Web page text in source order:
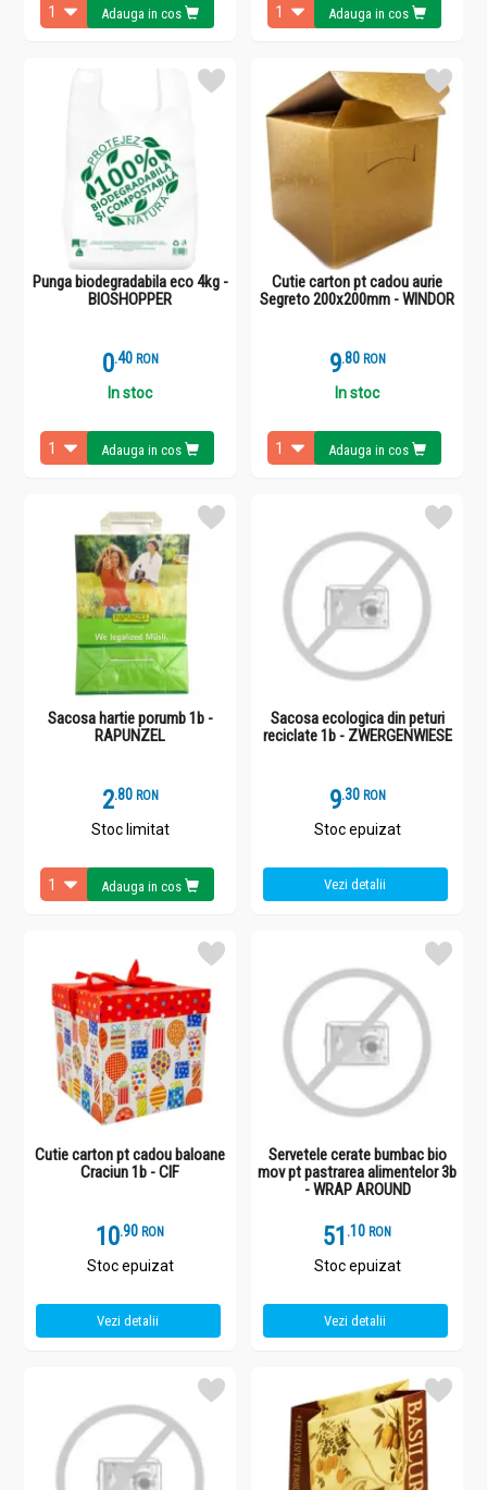
Adauga in cos Adauga in cos
Punga biodegradabila eco 4kg -
BIOSHOPPER
0.4 RON
In stoc
Adauga in cos
Cutie carton pt cadou aurie
Segreto 200x200mm - WINDOR
9.8 RON
In stoc
Adauga in cos
Sacosa hartie porumb 1b -
RAPUNZEL
2.8 RON
Stoc limitat
Adauga in cos
Sacosa ecologica din peturi
reciclate 1b - ZWERGENWIESE
9.3 RON
Stoc epuizat
Vezi detalii
Cutie carton pt cadou baloane
Craciun 1b - CIF
10.9 RON
Stoc epuizat
Vezi detalii
Servetele cerate bumbac bio
mov pt pastrarea alimentelor 3b
- WRAP AROUND
51 .1 RON
Stoc epuizat
Vezi detalii